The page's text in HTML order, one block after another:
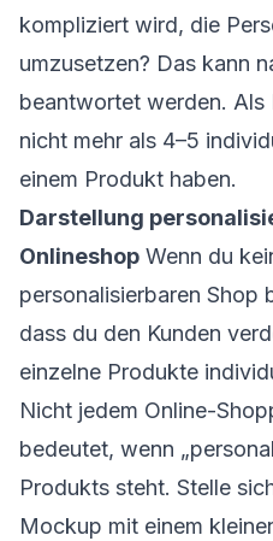
kompliziert wird, die
umzusetzen? Das kann
beantwortet werden. Als
nicht mehr als 4–5
einem Produkt haben.
Darstellung
Onlineshop Wenn du
personalisierbaren Shop
dass du den Kunden
einzelne Produkte
Nicht jedem Online-
bedeutet, wenn
Produkts steht. Stelle
Mockup mit einem